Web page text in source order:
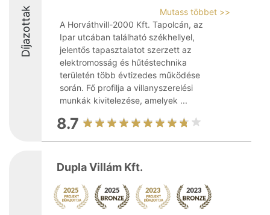
Díjazottak
Mutass többet >>
A Horváthvill-2000 Kft. Tapolcán, az
Ipar utcában található székhellyel,
jelentős tapasztalatot szerzett az
elektromosság és hűtéstechnika
területén több évtizedes működése
során. Fő profilja a villanyszerelési
munkák kivitelezése, amelyek ...
8.7
Dupla Villám Kft.